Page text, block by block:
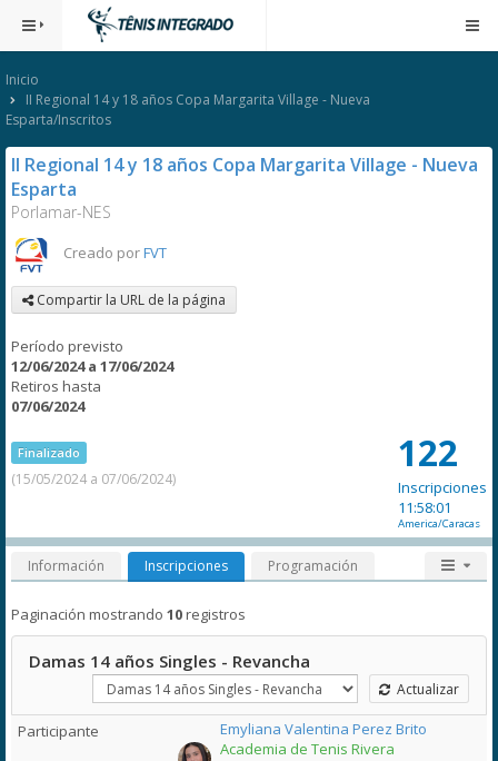
Inicio
II Regional 14 y 18 años Copa Margarita Village - Nueva
Esparta/Inscritos
II Regional 14 y 18 años Copa Margarita Village - Nueva
Esparta
Porlamar-NES
Creado porFVT
Compartir la URL de la página
Período previsto
12/06/2024 a 17/06/2024
Retiros hasta
07/06/2024
Finalizado
(15/05/2024 a 07/06/2024)
122
Inscripciones
11:58:01
America/Caracas
Información Inscripciones Programación
Paginación mostrando 10registros
Damas 14 años Singles - Revancha
Actualizar
Emyliana Valentina Perez Brito
Academia de Tenis Rivera